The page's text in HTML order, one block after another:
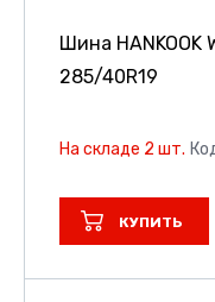
Шина HANKOOK
285/40R19
На складе 2 шт.
КУПИТЬ